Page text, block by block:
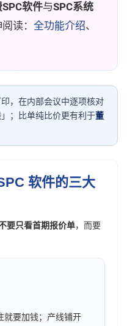
软件与SPC系统
读： 全功能介绍、
，在内部会议中逐项核对
；比单纯比价更有利于董
软件的三大
要只看首期报价单，而要
就要加钱；产线铺开